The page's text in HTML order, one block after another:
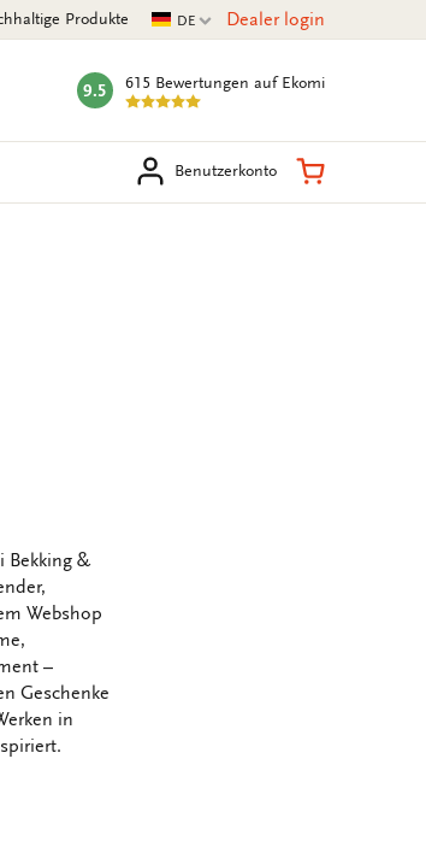
Produkte Aktuelle Sprache
DE Dealer login
mark:
9.5 615 Bewertungen auf Ekomi
Benutzerkonto Warenkorb
Bekking &
Webshop
–
Geschenke
in